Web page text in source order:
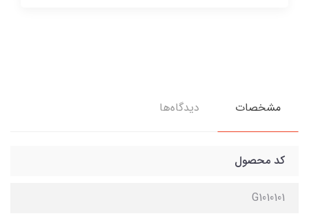
مشخصات دیدگاه‌ها
کد محصول
G1010101